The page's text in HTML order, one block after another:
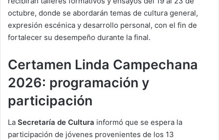
octubre, donde se abordarán temas de cultura general,
expresión escénica y desarrollo personal, con el fin de
fortalecer su desempeño durante la final.
Certamen Linda Campechana
2026: programación y
participación
La Secretaría de Cultura informó que se espera la
participación de jóvenes provenientes de los 13